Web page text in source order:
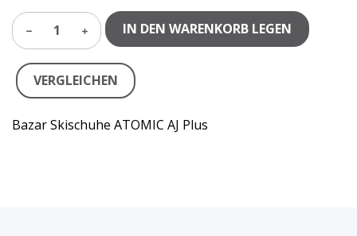
1 IN DEN WARENKORB LEGEN
VERGLEICHEN
Bazar Skischuhe ATOMIC AJ Plus